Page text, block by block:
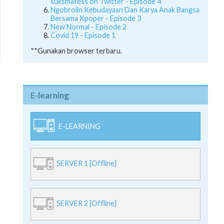
Ngobrolin Kebudayaan Dan Karya Anak Bangsa
Bersama Kpoper - Episode 3
New Normal - Episode 2
Covid 19 - Episode 1
**Gunakan browser terbaru.
E-learning
E-LEARNING
SERVER 1 [Offline]
SERVER 2 [Offline]